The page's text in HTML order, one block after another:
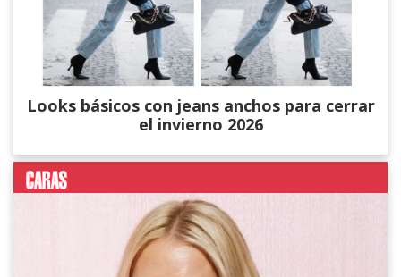
Looks básicos con jeans anchos para cerrar
el invierno 2026